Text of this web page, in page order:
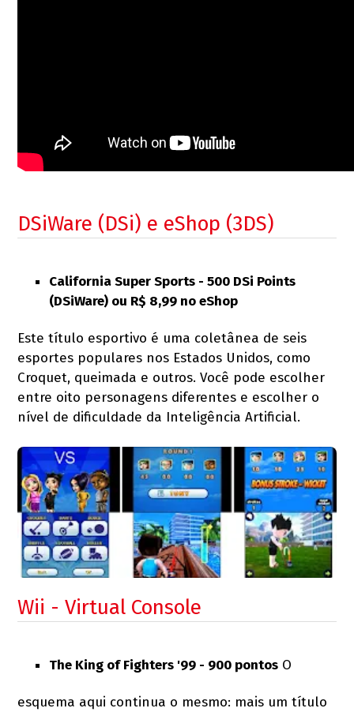
DSiWare (DSi) e eShop (3DS)
California Super Sports - 500 DSi Points
(DSiWare) ou R$ 8,99 no eShop
Este título esportivo é uma coletânea de seis
esportes populares nos Estados Unidos, como
Croquet, queimada e outros. Você pode escolher
entre oito personagens diferentes e escolher o
nível de dificuldade da Inteligência Artificial.
Wii - Virtual Console
The King of Fighters '99 - 900 pontos O
esquema aqui continua o mesmo: mais um título